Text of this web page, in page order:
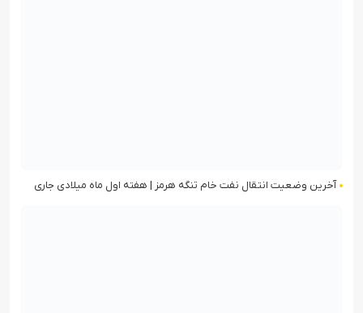
آخرین وضعیت انتقال نفت خام تنگه هرمز | هفته اول ماه میلادی جاری